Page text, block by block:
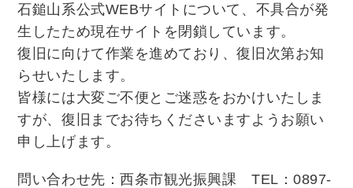
石鎚山系公式WEBサイトについて、不具合が発
生したため現在サイトを閉鎖しています。
復旧に向けて作業を進めており、復旧次第お知
らせいたします。
皆様には大変ご不便とご迷惑をおかけいたしま
すが、復旧までお待ちくださいますようお願い
申し上げます。
問い合わせ先：西条市観光振興課 TEL：0897-